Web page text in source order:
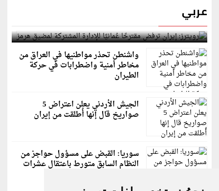
عربي
رويترز: إيران ترفض مقترحًا عُمانيًا للإدارة المشتركة
لمضيق هرمز
واشنطن تحذر مواطنيها في العراق من
مخاطر أمنية واضطرابات في حركة
الطيران
الجيش الأردني يعلن اعتراض 5
صواريخ قال إنها أُطلقت من إيران
سوريا: القبض على مسؤول حواجز من
النظام السابق متورط باعتقال عشرات